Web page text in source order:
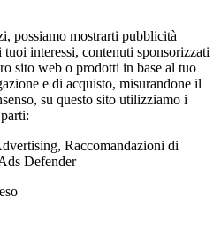
possiamo mostrarti pubblicità
tuoi interessi, contenuti sponsorizzati
sito web o prodotti in base al tuo
e di acquisto, misurandone il
su questo sito utilizziamo i
Raccomandazioni di
Defender